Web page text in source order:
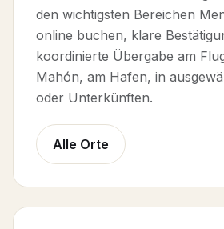
den wichtigsten Bereichen
online buchen, klare
koordinierte Übergabe am
Mahón, am Hafen, in
oder Unterkünften.
Alle Orte